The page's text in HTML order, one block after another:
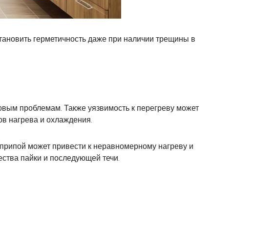
герметичность даже при наличии трещины в
проблемам. Также уязвимость к перегреву может
нагрева и охлаждения.
может привести к неравномерному нагреву и
пайки и последующей течи.